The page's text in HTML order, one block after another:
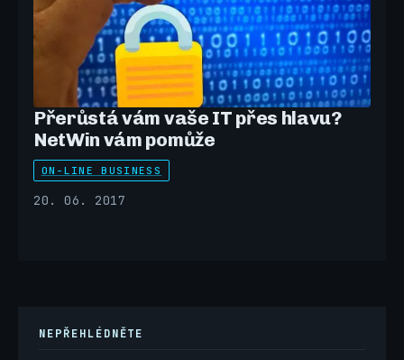
Přerůstá vám vaše IT přes hlavu?
NetWin vám pomůže
ON-LINE BUSINESS
20. 06. 2017
NEPŘEHLÉDNĚTE